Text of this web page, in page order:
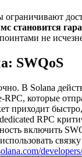
становится
не
SWQoS
В Solana
которые
приходит
RPC
включить
связку